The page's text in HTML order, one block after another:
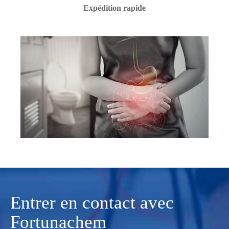
Expédition rapide
Entrer en contact avec
Fortunachem